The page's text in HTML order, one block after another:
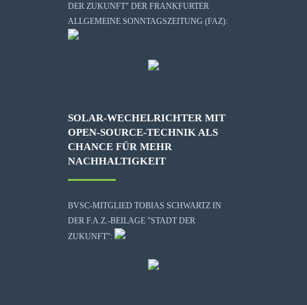
DER ZUKUNFT" DER FRANKFURTER
ALLGEMEINE SONNTAGSZEITUNG (FAZ):
SOLAR-WECHELRICHTER MIT
OPEN-SOURCE-TECHNIK ALS
CHANCE FÜR MEHR
NACHHALTIGKEIT
BVSC-MITGLIED TOBIAS SCHWARTZ IN
DER F.A.Z.-BEILAGE "STADT DER
ZUKUNFT":